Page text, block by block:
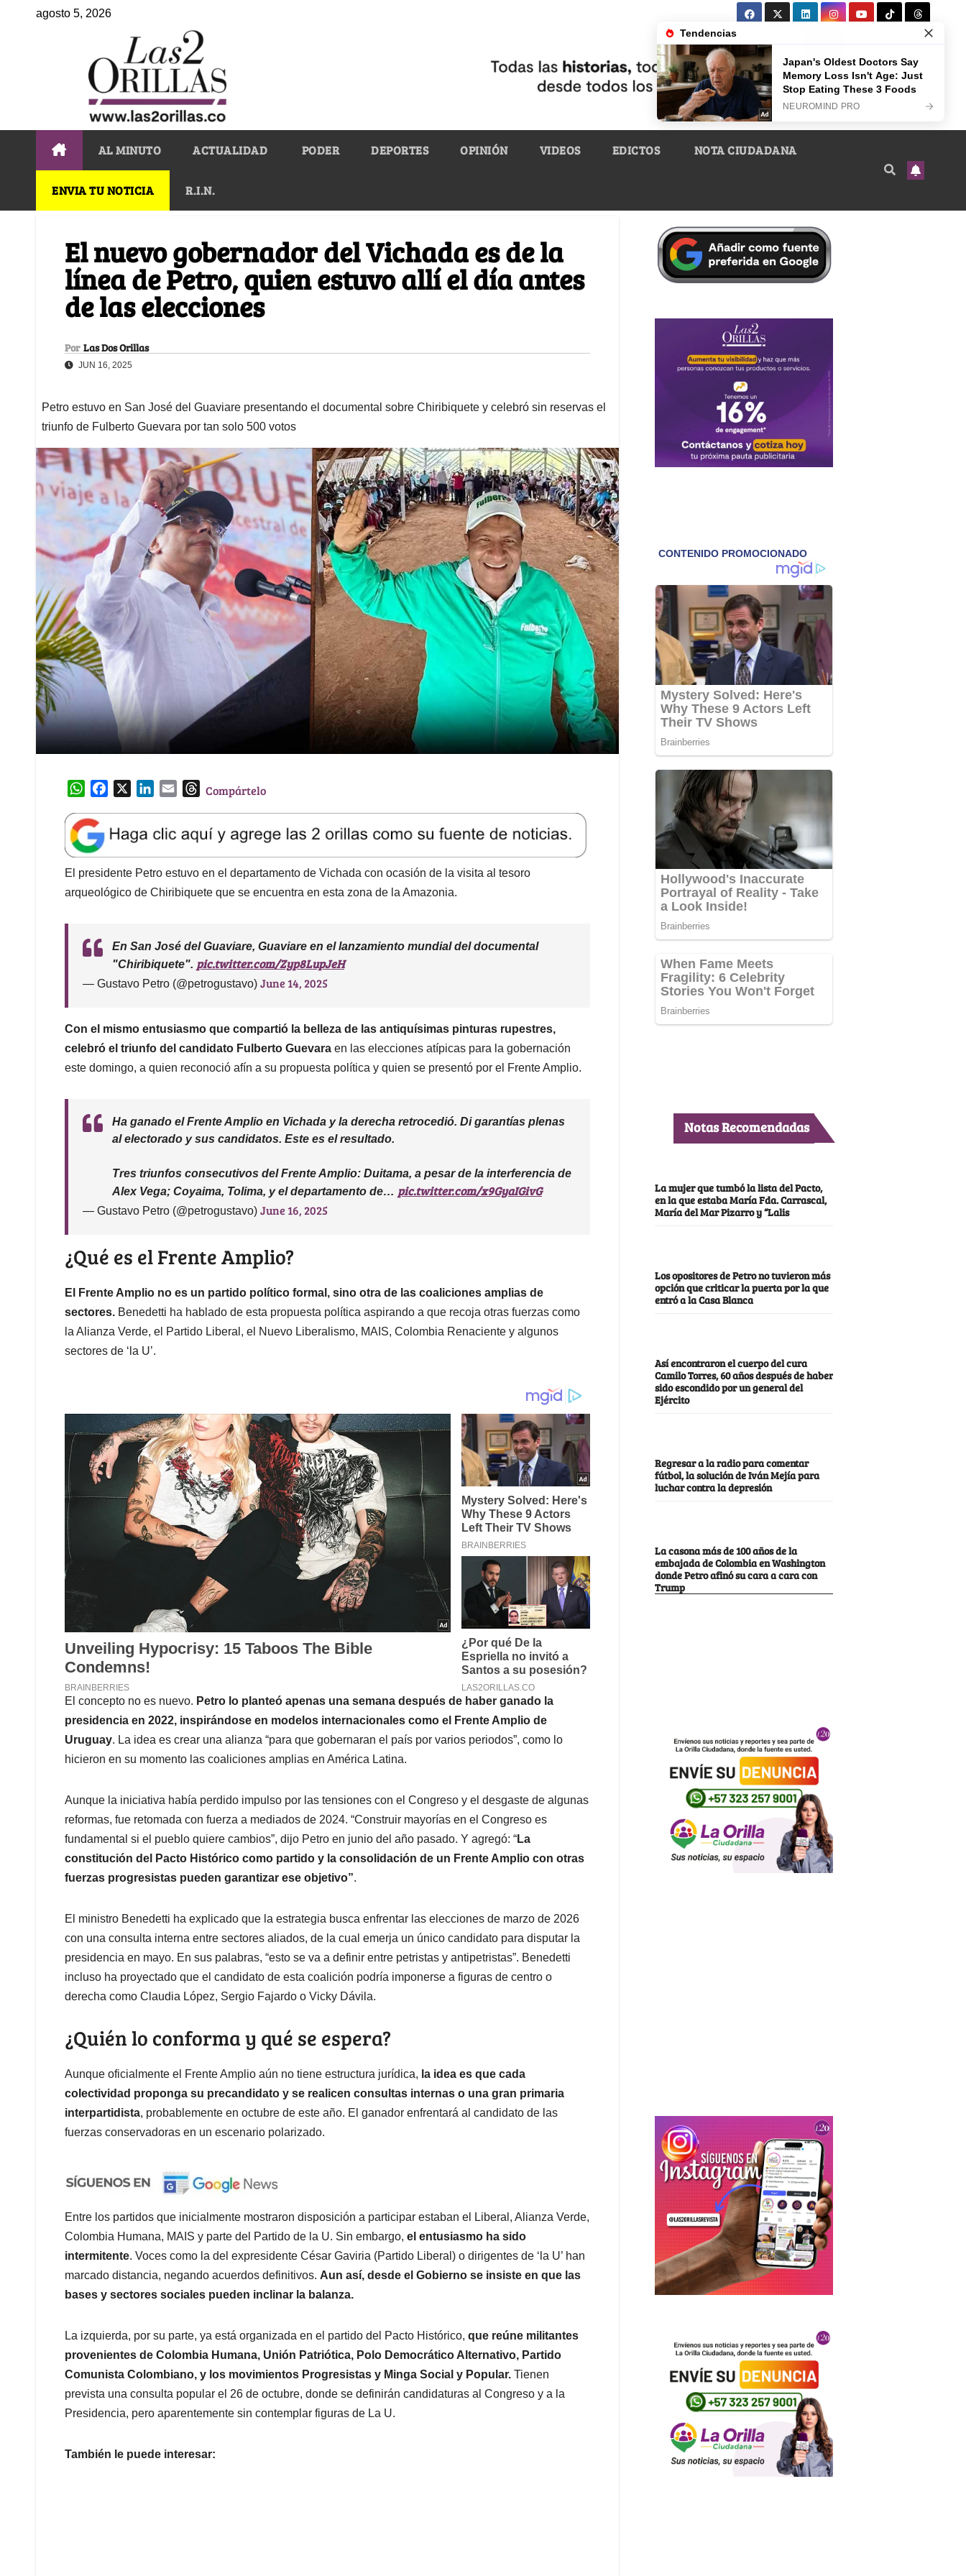
agosto 5, 2026
AL MINUTO ACTUALIDAD PODER DEPORTES OPINIÓN VIDEOS EDICTOS NOTA CIUDADANA
ENVIA TU NOTICIA R.I.N.
El nuevo gobernador del Vichada es de la
línea de Petro, quien estuvo allí el día antes
de las elecciones
Por Las Dos Orillas
JUN 16, 2025
Petro estuvo en San José del Guaviare presentando el documental sobre Chiribiquete y celebró sin reservas el
triunfo de Fulberto Guevara por tan solo 500 votos
W
a
t
s
A
p
e
b
o
o
k
e
d
I
l
T
e
a
d
s
Compártelo
El presidente Petro estuvo en el departamento de Vichada con ocasión de la visita al tesoro
arqueológico de Chiribiquete que se encuentra en esta zona de la Amazonia.
En San José del Guaviare, Guaviare en el lanzamiento mundial del documental
"Chiribiquete". pic.twitter.com/Zyp8LupJeH
— Gustavo Petro (@petrogustavo) June 14, 2025
Con el mismo entusiasmo que compartió la belleza de las antiquísimas pinturas rupestres,
celebró el triunfo del candidato Fulberto Guevara en las elecciones atípicas para la gobernación
este domingo, a quien reconoció afín a su propuesta política y quien se presentó por el Frente Amplio.
Ha ganado el Frente Amplio en Vichada y la derecha retrocedió. Di garantías plenas
al electorado y sus candidatos. Este es el resultado.
Tres triunfos consecutivos del Frente Amplio: Duitama, a pesar de la interferencia de
Alex Vega; Coyaima, Tolima, y el departamento de… pic.twitter.com/x9GyaIGivG
— Gustavo Petro (@petrogustavo) June 16, 2025
¿Qué es el Frente Amplio?
El Frente Amplio no es un partido político formal, sino otra de las coaliciones amplias de
sectores. Benedetti ha hablado de esta propuesta política aspirando a que recoja otras fuerzas como
la Alianza Verde, el Partido Liberal, el Nuevo Liberalismo, MAIS, Colombia Renaciente y algunos
sectores de ‘la U’.
El concepto no es nuevo. Petro lo planteó apenas una semana después de haber ganado la
presidencia en 2022, inspirándose en modelos internacionales como el Frente Amplio de
Uruguay. La idea es crear una alianza “para que gobernaran el país por varios periodos”, como lo
hicieron en su momento las coaliciones amplias en América Latina.
Aunque la iniciativa había perdido impulso por las tensiones con el Congreso y el desgaste de algunas
reformas, fue retomada con fuerza a mediados de 2024. “Construir mayorías en el Congreso es
fundamental si el pueblo quiere cambios”, dijo Petro en junio del año pasado. Y agregó: “La
constitución del Pacto Histórico como partido y la consolidación de un Frente Amplio con otras
fuerzas progresistas pueden garantizar ese objetivo”.
El ministro Benedetti ha explicado que la estrategia busca enfrentar las elecciones de marzo de 2026
con una consulta interna entre sectores aliados, de la cual emerja un único candidato para disputar la
presidencia en mayo. En sus palabras, “esto se va a definir entre petristas y antipetristas”. Benedetti
incluso ha proyectado que el candidato de esta coalición podría imponerse a figuras de centro o
derecha como Claudia López, Sergio Fajardo o Vicky Dávila.
¿Quién lo conforma y qué se espera?
Aunque oficialmente el Frente Amplio aún no tiene estructura jurídica, la idea es que cada
colectividad proponga su precandidato y se realicen consultas internas o una gran primaria
interpartidista, probablemente en octubre de este año. El ganador enfrentará al candidato de las
fuerzas conservadoras en un escenario polarizado.
Entre los partidos que inicialmente mostraron disposición a participar estaban el Liberal, Alianza Verde,
Colombia Humana, MAIS y parte del Partido de la U. Sin embargo, el entusiasmo ha sido
intermitente. Voces como la del expresidente César Gaviria (Partido Liberal) o dirigentes de ‘la U’ han
marcado distancia, negando acuerdos definitivos. Aun así, desde el Gobierno se insiste en que las
bases y sectores sociales pueden inclinar la balanza.
La izquierda, por su parte, ya está organizada en el partido del Pacto Histórico, que reúne militantes
provenientes de Colombia Humana, Unión Patriótica, Polo Democrático Alternativo, Partido
Comunista Colombiano, y los movimientos Progresistas y Minga Social y Popular. Tienen
prevista una consulta popular el 26 de octubre, donde se definirán candidaturas al Congreso y a la
Presidencia, pero aparentemente sin contemplar figuras de La U.
También le puede interesar:
Notas Recomendadas
La mujer que tumbó la lista del Pacto,
en la que estaba María Fda. Carrascal,
María del Mar Pizarro y “Lalis
Los opositores de Petro no tuvieron más
opción que criticar la puerta por la que
entró a la Casa Blanca
Así encontraron el cuerpo del cura
Camilo Torres, 60 años después de haber
sido escondido por un general del
Ejército
Regresar a la radio para comentar
fútbol, la solución de Iván Mejía para
luchar contra la depresión
La casona más de 100 años de la
embajada de Colombia en Washington
donde Petro afinó su cara a cara con
Trump